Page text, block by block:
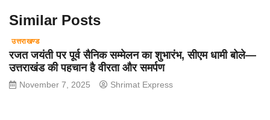
k
Similar Posts
उत्तराखण्ड
रजत जयंती पर पूर्व सैनिक सम्मेलन का शुभारंभ, सीएम धामी बोले—
उत्तराखंड की पहचान है वीरता और समर्पण
November 7, 2025 Shrimat Express